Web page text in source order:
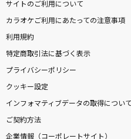
サイトのご利用について
カラオケご利用にあたっての注意事項
利用規約
特定商取引法に基づく表示
プライバシーポリシー
クッキー設定
インフォマティブデータの取得について
ご契約方法
企業情報（コーポレートサイト）